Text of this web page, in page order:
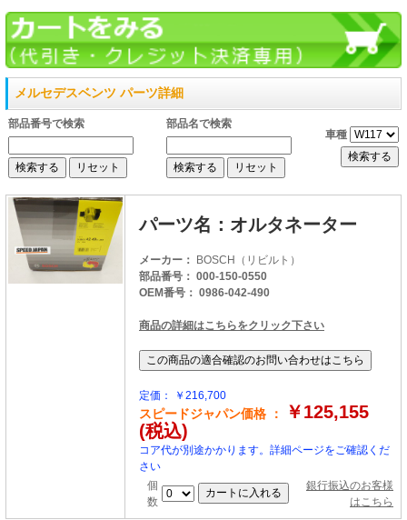
メルセデスベンツ パーツ詳細
部品番号で検索
部品名で検索
車種
パーツ名：オルタネーター
メーカー：
BOSCH（リビルト）
部品番号： 000-150-0550
OEM番号： 0986-042-490
商品の詳細はこちらをクリック下さい
定価： ￥216,700
スピードジャパン価格 ：
￥125,155
(税込)
コア代が別途かかります。詳細ページをご確認くだ
さい
個
数
銀行振込のお客様
はこちら